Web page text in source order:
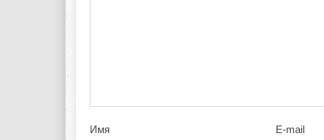
Имя E-mail